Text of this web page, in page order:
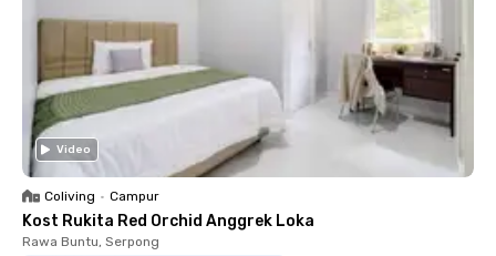
Video
Coliving • Campur
Kost Rukita Red Orchid Anggrek Loka
Rawa Buntu, Serpong